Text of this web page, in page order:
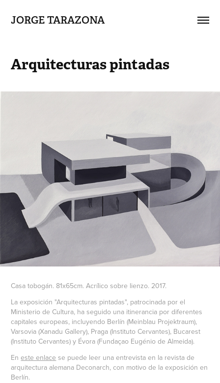
JORGE TARAZONA
Arquitecturas pintadas
Casa tobogán. 81x65cm. Acrílico sobre lienzo. 2017.
La exposición "Arquitecturas pintadas", patrocinada por el
Ministerio de Cultura, ha seguido una itinerancia por diferentes
capitales europeas, incluyendo Berlín (Meinblau Projektraum),
Varsovia (Xanadu Gallery), Praga (Instituto Cervantes), Bucarest
(Instituto Cervantes) y Évora (Fundaçao Eugénio de Almeida).
Eneste enlace se puede leer una entrevista en la revista de
arquitectura alemana Deconarch, con motivo de la exposición en
Berlín.